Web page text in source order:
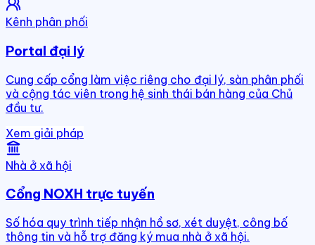
Kênh phân phối
Portal đại lý
Cung cấp cổng làm việc riêng cho đại lý, sàn phân phối
và cộng tác viên trong hệ sinh thái bán hàng của Chủ
đầu tư.
Xem giải pháp
Nhà ở xã hội
Cổng NOXH trực tuyến
Số hóa quy trình tiếp nhận hồ sơ, xét duyệt, công bố
thông tin và hỗ trợ đăng ký mua nhà ở xã hội.